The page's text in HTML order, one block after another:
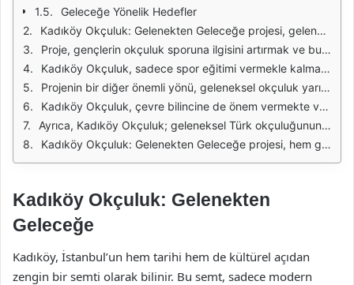
Geleceğe Yönelik Hedefler
Kadıköy Okçuluk: Gelenekten Geleceğe projesi, geleneksel okçuluk sanatının modern dünyadaki yerini ve önemini vurgulamak amacıyla başlatılmıştır. Bu proje, sadece bir spor dalı olarak değil, aynı zamanda kültürel bir miras olarak okçuluğun tanıtılmasını hedeflemektedir. Okçuluk, Türk kültürünün önemli bir parçası olup, geçmişten günümüze birçok nesil tarafından benimsenmiş ve geliştirilmiştir. Kadıköy Okçuluk, bu geleneği yaşatmayı ve gelecek nesillere aktarmayı amaçlamaktadır.
Proje, gençlerin okçuluk sporuna ilgisini artırmak ve bu alanda yeteneklerini geliştirmelerine olanak tanımak için çeşitli eğitim programları düzenlemektedir. Bu eğitimler, hem teorik hem de pratik dersler içermekte, katılımcılara okçuluk teknikleri, tarihçesi ve ekipman kullanımı hakkında bilgi verilmektedir. Kadıköy Okçuluk, bu sayede gençlerin spor yapma alışkanlığı kazanmalarını ve sağlıklı bir yaşam tarzı benimsemelerini teşvik etmektedir.
Kadıköy Okçuluk, sadece spor eğitimi vermekle kalmayıp, aynı zamanda sosyal bir platform oluşturmayı da hedeflemektedir. Bu platform, farklı yaş gruplarından ve sosyal kesimlerden insanların bir araya gelerek tanışmalarını ve etkileşimde bulunmalarını sağlamaktadır. Okçuluk antrenmanları sırasında oluşan dostluk bağları, katılımcılar arasında bir topluluk duygusu oluşturmakta ve birlikte vakit geçirme fırsatları sunmaktadır.
Projenin bir diğer önemli yönü, geleneksel okçuluk yarışmalarının düzenlenmesidir. Kadıköy Okçuluk, hem amatör hem de profesyonel okçular için çeşitli yarışmalar organize ederek, katılımcıların yeteneklerini sergileme imkanı sunmaktadır. Bu yarışmalar, okçuluk camiasının gelişmesine katkıda bulunmakta ve katılımcılara motivasyon sağlamaktadır.
Kadıköy Okçuluk, çevre bilincine de önem vermekte ve doğa ile uyumlu bir yaşam tarzını teşvik etmektedir. Proje kapsamında, doğa yürüyüşleri ve çevre temizliği etkinlikleri düzenlenmekte, katılımcılara çevre koruma bilinci aşılanmaktadır. Bu sayede, okçuluk pratiği yaparken doğanın güzelliklerini keşfetmek ve korumak adına bir farkındalık oluşturulmaktadır.
Ayrıca, Kadıköy Okçuluk; geleneksel Türk okçuluğunun yanı sıra, uluslararası okçuluk standartlarını da benimsemekte ve katılımcıların bu alanda bilgi sahibi olmalarını sağlamaktadır. Bu sayede, Türk okçuluğunun dünya genelindeki yeri ve önemi hakkında farkındalık yaratılmakta ve katılımcılara global bir perspektif sunulmaktadır.
Kadıköy Okçuluk: Gelenekten Geleceğe projesi, hem gençlerin spor yapma alışkanlıklarını geliştirmeyi hem de geleneksel okçuluğu yaşatmayı amaçlayan kapsamlı bir çalışmadır. Bu proje, katılımcılara sadece bir spor dalı öğretmekle kalmayıp, aynı zamanda kültürel bir mirası ve sosyal bir topluluğu da beraberinde getirmektedir. Kadıköy Okçuluk, geleceğe umutla bakan yeni nesiller yetiştirmeyi hedeflemektedir.
Kadıköy Okçuluk: Gelenekten
Geleceğe
Kadıköy, İstanbul’un hem tarihi hem de kültürel açıdan
zengin bir semti olarak bilinir. Bu semt, sadece modern